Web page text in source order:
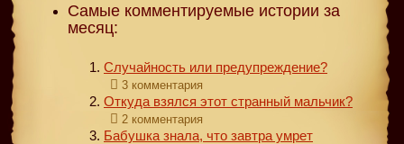
Самые комментируемые истории за
месяц:
Случайность или предупреждение?
3 комментария
Откуда взялся этот странный мальчик?
2 комментария
Бабушка знала, что завтра умрет